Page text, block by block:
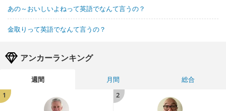
あの～おいしいよねって英語でなんて言うの？
金取りって英語でなんて言うの？
アンカーランキング
週間 月間
総合
1
2